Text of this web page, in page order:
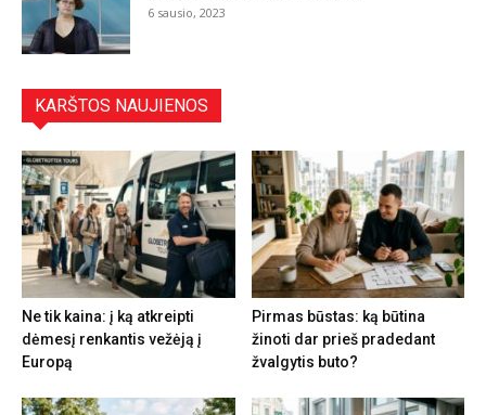
6 sausio, 2023
KARŠTOS NAUJIENOS
Ne tik kaina: į ką atkreipti
dėmesį renkantis vežėją į
Europą
Pirmas būstas: ką būtina
žinoti dar prieš pradedant
žvalgytis buto?